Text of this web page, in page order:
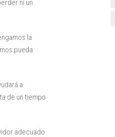
ni un
la
pueda
a
de un tiempo
adecuado